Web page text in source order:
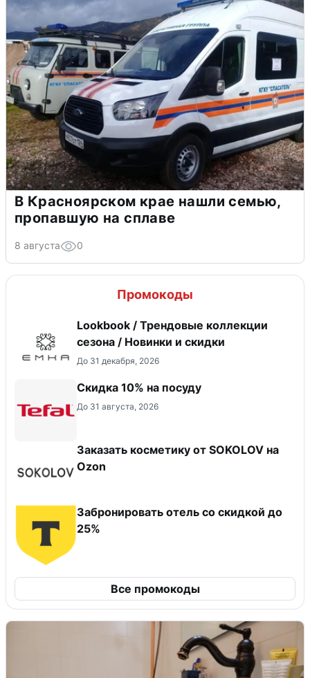
В Красноярском крае нашли семью,
пропавшую на сплаве
8 августа 0
Промокоды
Lookbook / Трендовые коллекции
сезона / Новинки и скидки
До 31 декабря, 2026
Скидка 10% на посуду
До 31 августа, 2026
Заказать косметику от SOKOLOV на
Ozon
Забронировать отель со скидкой до
25%
Все промокоды